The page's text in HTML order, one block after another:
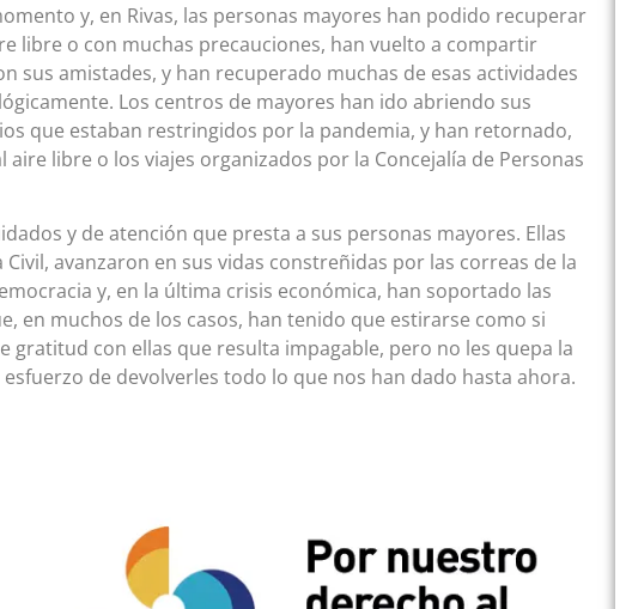
y, en Rivas, las personas mayores han podido recuperar
libre o con muchas precauciones, han vuelto a compartir
sus amistades, y han recuperado muchas de esas actividades
Los centros de mayores han ido abriendo sus
que estaban restringidos por la pandemia, y han retornado,
libre o los viajes organizados por la Concejalía de Personas
y de atención que presta a sus personas mayores. Ellas
avanzaron en sus vidas constreñidas por las correas de la
y, en la última crisis económica, han soportado las
en muchos de los casos, han tenido que estirarse como si
gratitud con ellas que resulta impagable, pero no les quepa la
de devolverles todo lo que nos han dado hasta ahora.